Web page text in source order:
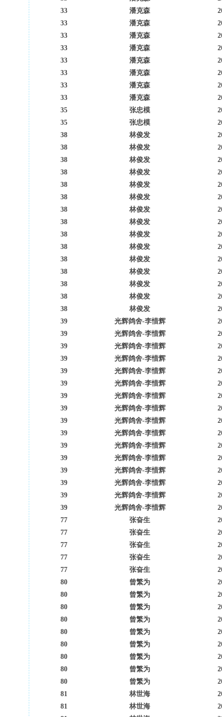
33
潘克森
33
潘克森
33
潘克森
33
潘克森
33
潘克森
33
潘克森
33
潘克森
33
潘克森
35
张忠模
35
张忠模
38
林俊发
38
林俊发
38
林俊发
38
林俊发
38
林俊发
38
林俊发
38
林俊发
38
林俊发
38
林俊发
38
林俊发
38
林俊发
38
林俊发
38
林俊发
38
林俊发
38
林俊发
39
光辉鸽舍-李惜辉
39
光辉鸽舍-李惜辉
39
光辉鸽舍-李惜辉
39
光辉鸽舍-李惜辉
39
光辉鸽舍-李惜辉
39
光辉鸽舍-李惜辉
39
光辉鸽舍-李惜辉
39
光辉鸽舍-李惜辉
39
光辉鸽舍-李惜辉
39
光辉鸽舍-李惜辉
39
光辉鸽舍-李惜辉
39
光辉鸽舍-李惜辉
39
光辉鸽舍-李惜辉
39
光辉鸽舍-李惜辉
39
光辉鸽舍-李惜辉
39
光辉鸽舍-李惜辉
77
张奋生
77
张奋生
77
张奋生
77
张奋生
77
张奋生
80
曾繁为
80
曾繁为
80
曾繁为
80
曾繁为
80
曾繁为
80
曾繁为
80
曾繁为
80
曾繁为
80
曾繁为
81
林世海
81
林世海